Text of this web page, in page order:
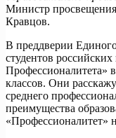
Министр
Кравцов.
В преддверии
студентов
Профессионалитета»
классов. Они
среднего
преимущества
«Профессионалитет»